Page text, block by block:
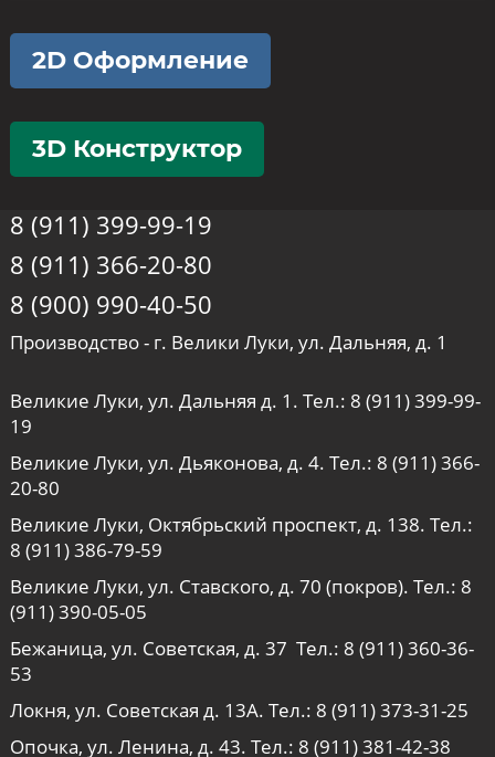
2D Оформление
3D Конструктор
8 (911) 399-99-19
8 (911) 366-20-80
8 (900) 990-40-50
Производство - г. Велики Луки, ул. Дальняя, д. 1
Великие Луки, ул. Дальняя д. 1. Тел.: 8 (911) 399-99-
19
Великие Луки, ул. Дьяконова, д. 4. Тел.: 8 (911) 366-
20-80
Великие Луки, Октябрьский проспект, д. 138. Тел.:
8 (911) 386-79-59
Великие Луки, ул. Ставского, д. 70 (покров). Тел.: 8
(911) 390-05-05
Бежаница, ул. Советская, д. 37 Тел.: 8 (911) 360-36-
53
Локня, ул. Советская д. 13А. Тел.: 8 (911) 373-31-25
Опочка, ул. Ленина, д. 43. Тел.: 8 (911) 381-42-38